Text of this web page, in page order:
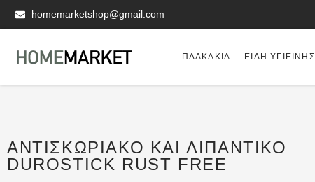
homemarketshop@gmail.com
ΠΛΑΚΆΚΙΑ ΕΊΔΗ ΥΓΙΕΙΝΗΣ
ΑΝΤΙΣΚΩΡΙΑΚΌ ΚΑΙ ΛΙΠΑΝΤΙΚΌ
DUROSTICK RUST FREE